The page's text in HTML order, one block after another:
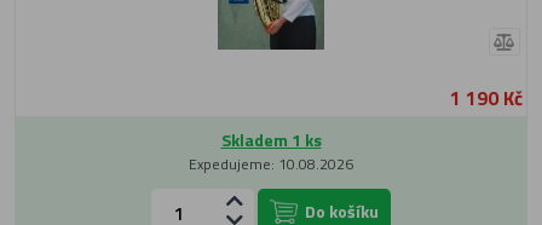
1 190 Kč
Skladem 1 ks
Expedujeme: 10.08.2026
Do košíku